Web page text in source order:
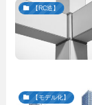
【RC造】
【モデル化】